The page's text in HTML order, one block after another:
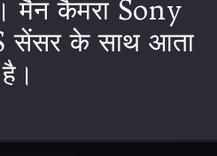
मैन कैमरा Sony
सेंसर के साथ आता
है।